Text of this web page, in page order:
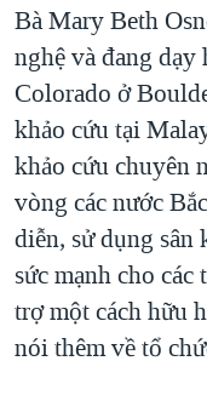
KHOA HỌC
SỨC KHOẺ
VĂN HOÁ
THỂ THAO
GIÁO DỤC
GIẢI MÃ VÀNH ĐAI
NGÀY TỊ NẠN THẾ
TRỊNH VĨNH BÌNH
GROUND ZERO –
CHI PHÍ CHIẾN
CÁC GIÁ TRỊ
THƯỢNG ĐỈNH
TRỊNH VĨNH BÌNH
MẠNG XÃ HỘI
Ngôn ngữ khác
Bà Mary Beth
nghệ và đang
Colorado ở
khảo cứu tại
khảo cứu chuyên
vòng các nước
diễn, sử dụng sân
sức mạnh cho các
trợ một cách hữu
nói thêm về tổ